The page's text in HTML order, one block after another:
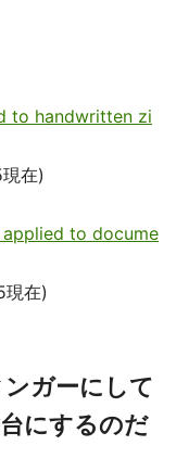
to handwritten zi
在)
to docume
在)
ガーにして
にするのだ